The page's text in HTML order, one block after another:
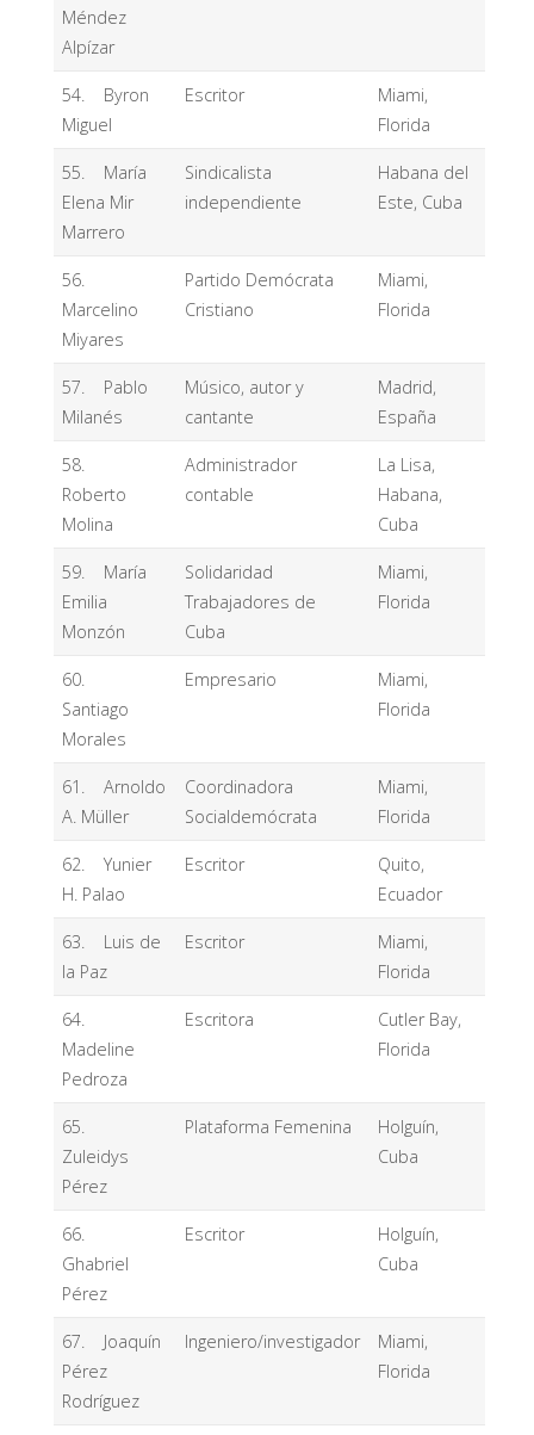
Méndez
Alpízar
54. Byron
Miguel
Escritor
Miami,
Florida
55. María
Elena Mir
Marrero
Sindicalista
independiente
Habana del
Este, Cuba
56.
Marcelino
Miyares
Partido Demócrata
Cristiano
Miami,
Florida
57. Pablo
Milanés
Músico, autor y
cantante
Madrid,
España
58.
Roberto
Molina
Administrador
contable
La Lisa,
Habana,
Cuba
59. María
Emilia
Monzón
Solidaridad
Trabajadores de
Cuba
Miami,
Florida
60.
Santiago
Morales
Empresario
Miami,
Florida
61. Arnoldo
A. Müller
Coordinadora
Socialdemócrata
Miami,
Florida
62. Yunier
H. Palao
Escritor
Quito,
Ecuador
63. Luis de
la Paz
Escritor
Miami,
Florida
64.
Madeline
Pedroza
Escritora
Cutler Bay,
Florida
65.
Zuleidys
Pérez
Plataforma Femenina
Holguín,
Cuba
66.
Ghabriel
Pérez
Escritor
Holguín,
Cuba
67. Joaquín
Pérez
Rodríguez
Ingeniero/investigador
Miami,
Florida